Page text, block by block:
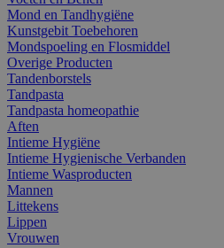
Mond en Tandhygiëne
Kunstgebit Toebehoren
Mondspoeling en Flosmiddel
Overige Producten
Tandenborstels
Tandpasta
Tandpasta homeopathie
Aften
Intieme Hygiëne
Intieme Hygienische Verbanden
Intieme Wasproducten
Mannen
Littekens
Lippen
Vrouwen